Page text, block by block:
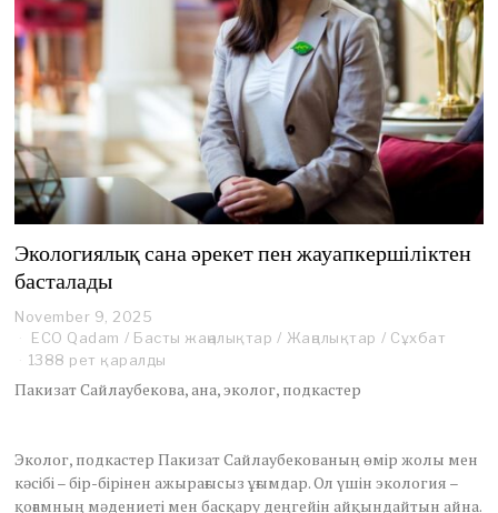
Экологиялық сана әрекет пен жауапкершіліктен
басталады
November 9, 2025
o
v
m
r
ECO Qadam / Басты жаңалықтар / Жаңалықтар / Сұхбат
1388 рет қаралды
Пакизат Сайлаубекова, ана, эколог, подкастер
Эколог, подкастер Пакизат Сайлаубекованың өмір жолы мен
кәсібі – бір-бірінен ажырағысыз ұғымдар. Ол үшін экология –
қоғамның мәдениеті мен басқару деңгейін айқындайтын айна.